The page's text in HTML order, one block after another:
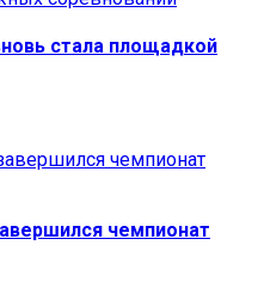
стала площадкой
чемпионат